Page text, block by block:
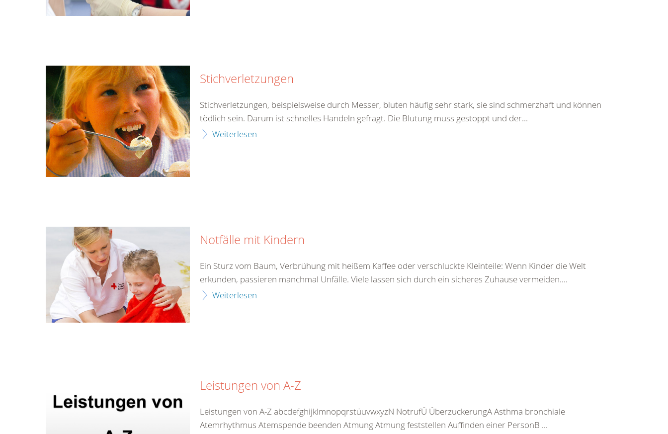
Stichverletzungen
Stichverletzungen, beispielsweise durch Messer, bluten häufig sehr stark, sie sind schmerzhaft und können
tödlich sein. Darum ist schnelles Handeln gefragt. Die Blutung muss gestoppt und der...
Weiterlesen
Notfälle mit Kindern
Ein Sturz vom Baum, Verbrühung mit heißem Kaffee oder verschluckte Kleinteile: Wenn Kinder die Welt
erkunden, passieren manchmal Unfälle. Viele lassen sich durch ein sicheres Zuhause vermeiden....
Weiterlesen
Leistungen von A-Z
Leistungen von A-Z abcdefghijklmnopqrstüuvwxyzN NotrufÜ ÜberzuckerungA Asthma bronchiale
Atemrhythmus Atemspende beenden Atmung Atmung feststellen Auffinden einer PersonB ...